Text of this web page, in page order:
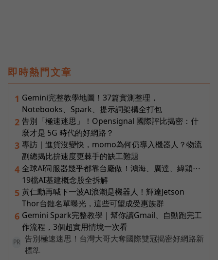
即時熱門文章
1 Gemini完整教學地圖！37篇實測整理，
Notebooks、Spark、提示詞架構全打包
2 告別「極速迷思」！Opensignal 國際評比揭密：什
麼才是 5G 時代的好網路？
3 專訪｜進貨沒變快，momo為何仍導入機器人？物流
副總揭比拚速度更棘手的缺工難題
4 全球AI伺服器幾乎都靠台廠做！鴻海、廣達、緯穎⋯
19檔AI基建概念股全拆解
5 黃仁勳再喊下一波AI浪潮是機器人！輝達Jetson
Thor台鏈名單曝光，這些可望成受惠族群
6 Gemini Spark完整教學｜幫你讀Gmail、自動跑完工
作流程，3個超實用情境一次看
PR
告別極速迷思！台灣大哥大奪國際雙冠揭密好網路新
標準